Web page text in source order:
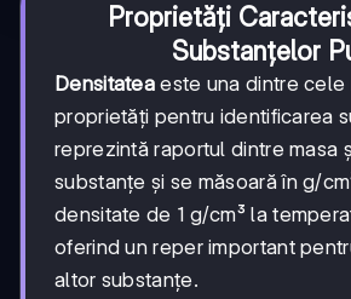
Proprietăți
Substanțelor
Densitatea este una dintre cele
proprietăți pentru identificarea
reprezintă raportul dintre masa
substanțe și se măsoară în g/
densitate de 1 g/cm³ la
oferind un reper important
altor substanțe.